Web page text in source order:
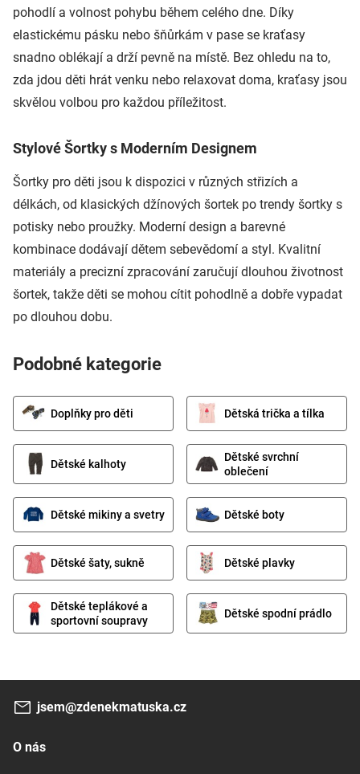
pohodlí a volnost pohybu během celého dne. Díky
elastickému pásku nebo šňůrkám v pase se kraťasy
snadno oblékají a drží pevně na místě. Bez ohledu na to,
zda jdou děti hrát venku nebo relaxovat doma, kraťasy jsou
skvělou volbou pro každou příležitost.
Stylové Šortky s Moderním Designem
Šortky pro děti jsou k dispozici v různých střizích a
délkách, od klasických džínových šortek po trendy šortky s
potisky nebo proužky. Moderní design a barevné
kombinace dodávají dětem sebevědomí a styl. Kvalitní
materiály a precizní zpracování zaručují dlouhou životnost
šortek, takže děti se mohou cítit pohodlně a dobře vypadat
po dlouhou dobu.
Podobné kategorie
Doplňky pro děti Dětská trička a tílka
Dětské kalhoty
Dětské svrchní
oblečení
Dětské mikiny a svetry Dětské boty
Dětské šaty, sukně Dětské plavky
Dětské teplákové a
sportovní soupravy
Dětské spodní prádlo
jsem@zdenekmatuska.cz
O nás